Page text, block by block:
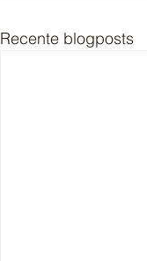
Recente blogposts